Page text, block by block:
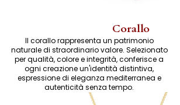
Corallo
Il corallo rappresenta un patrimonio
naturale di straordinario valore. Selezionato
per qualità, colore e integrità, conferisce a
ogni creazione un'identità distintiva,
espressione di eleganza mediterranea e
autenticità senza tempo.